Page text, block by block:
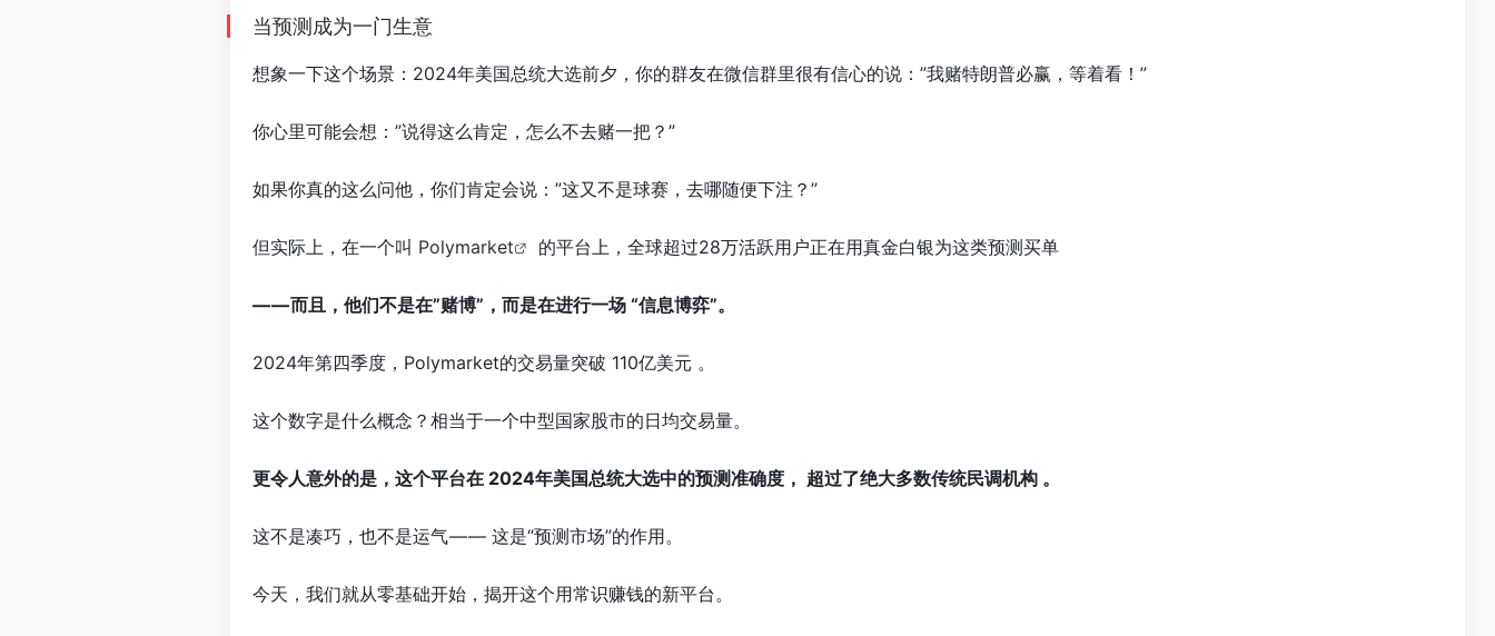
当预测成为一门生意
想象一下这个场景：2024年美国总统大选前夕，你的群友在微信群里很有信心的说：”我赌特朗普必赢，等着看！”
你心里可能会想：”说得这么肯定，怎么不去赌一把？”
如果你真的这么问他，你们肯定会说：”这又不是球赛，去哪随便下注？”
但实际上，在一个叫 Polymarket 的平台上，全球超过28万活跃用户正在用真金白银为这类预测买单
— — 而且，他们不是在”赌博”，而是在进行一场 “信息博弈”。
2024年第四季度，Polymarket的交易量突破 110亿美元 。
这个数字是什么概念？相当于一个中型国家股市的日均交易量。
更令人意外的是，这个平台在 2024年美国总统大选中的预测准确度， 超过了绝大多数传统民调机构 。
这不是凑巧，也不是运气 — — 这是“预测市场”的作用。
今天，我们就从零基础开始，揭开这个用常识赚钱的新平台。